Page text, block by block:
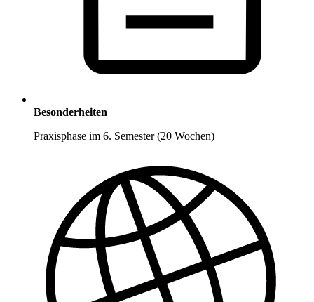
Besonderheiten
Praxisphase im 6. Semester (20 Wochen)